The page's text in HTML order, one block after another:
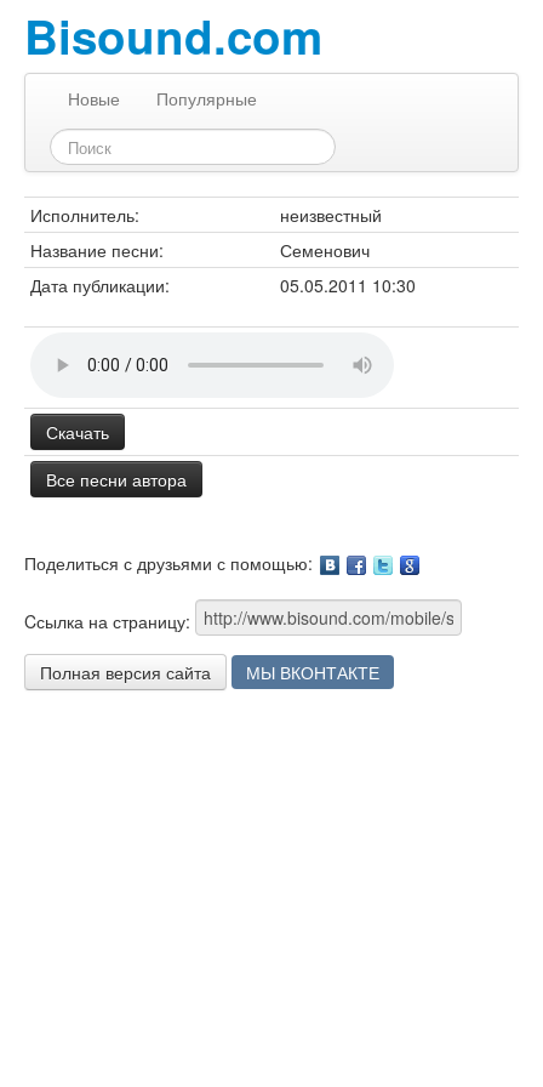
Bisound.com
Новые Популярные
Исполнитель:
неизвестный
Название песни:
Семенович
Дата публикации:
05.05.2011 10:30
Скачать
Все песни автора
Поделиться с друзьями с помощью:
Cсылка на страницу:
Полная версия сайта МЫ ВКОНТАКТЕ